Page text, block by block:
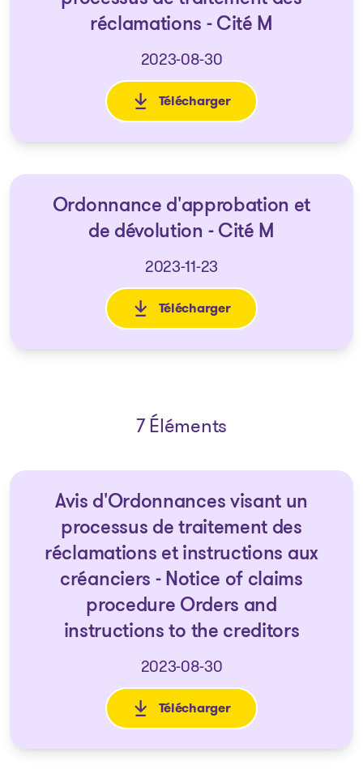
réclamations - Cité M
2023-08-30
Télécharger
: Ordonnance approuvant un
Ordonnance d'approbation et
de dévolution - Cité M
2023-11-23
Télécharger
: Ordonnance d'approbation
7 Éléments
Avis d'Ordonnances visant un
processus de traitement des
réclamations et instructions aux
créanciers - Notice of claims
procedure Orders and
instructions to the creditors
2023-08-30
Télécharger
: Avis d'Ordonnances visant